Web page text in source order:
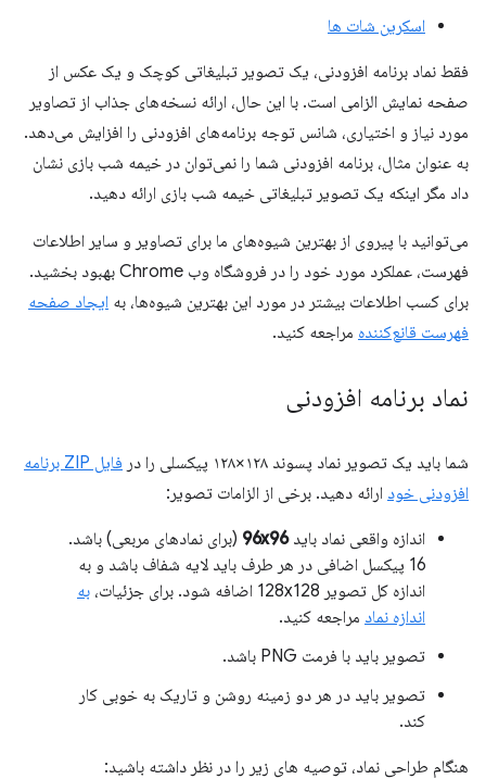
اسکرین شات ها
فقط نماد برنامه افزودنی، یک تصویر تبلیغاتی کوچک و یک عکس از
صفحه نمایش الزامی است. با این حال، ارائه نسخه‌های جذاب از تصاویر
مورد نیاز و اختیاری، شانس توجه برنامه‌های افزودنی را افزایش می‌دهد.
به عنوان مثال، برنامه افزودنی شما را نمی‌توان در خیمه شب بازی نشان
داد مگر اینکه یک تصویر تبلیغاتی خیمه شب بازی ارائه دهید.
می‌توانید با پیروی از بهترین شیوه‌های ما برای تصاویر و سایر اطلاعات
فهرست، عملکرد مورد خود را در فروشگاه وب Chrome بهبود بخشید.
برای کسب اطلاعات بیشتر در مورد این بهترین شیوه‌ها، به ایجاد صفحه
فهرست قانع‌کننده مراجعه کنید.
نماد برنامه افزودنی
شما باید یک تصویر نماد پسوند ۱۲۸×۱۲۸ پیکسلی را در
فایل ZIP برنامه
افزودنی خود ارائه دهید. برخی از الزامات تصویر:
اندازه واقعی نماد باید96x96 (برای نمادهای مربعی) باشد.
16 پیکسل اضافی در هر طرف باید لایه شفاف باشد و به
اندازه کل تصویر 128x128 اضافه شود. برای جزئیات،
به
اندازه نماد مراجعه کنید.
تصویر باید با فرمت PNG باشد.
تصویر باید در هر دو زمینه روشن و تاریک به خوبی کار
کند.
هنگام طراحی نماد، توصیه های زیر را در نظر داشته باشید: